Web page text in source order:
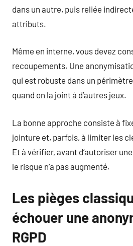
dans un autre, puis reliée
attributs.
Même en interne, vous devez
recoupements. Une
qui est robuste dans un
quand on la joint à d’autres jeux.
La bonne approche consiste à
jointure et, parfois, à limiter les
Et à vérifier, avant d’autoriser
le risque n’a pas augmenté.
Les pièges
échouer une
RGPD